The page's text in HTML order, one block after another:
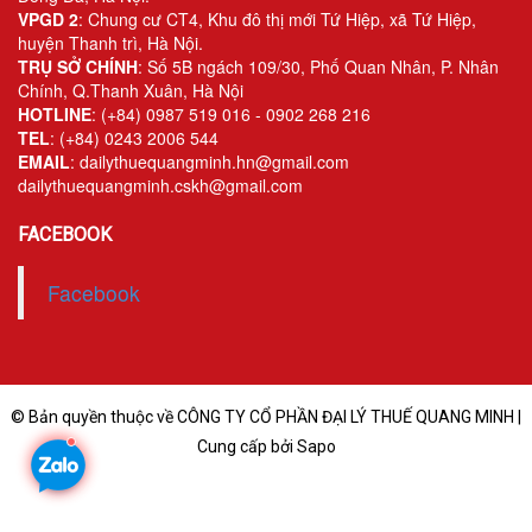
Kiểm soát rủi ro về thuế
Quyết toán thuế
Lập hồ sơ ban đầu
Tư vấn thuế
Giám sát kế toán
Soát xét hồ sơ
VPGD 2: Chung cư CT4, Khu đô thị mới Tứ Hiệp, xã Tứ Hiệp,
huyện Thanh trì, Hà Nội.
TRỤ SỞ CHÍNH: Số 5B ngách 109/30, Phố Quan Nhân, P. Nhân
Chính, Q.Thanh Xuân, Hà Nội
HOTLINE: (+84) 0987 519 016 - 0902 268 216
TEL: (+84) 0243 2006 544
EMAIL: dailythuequangminh.hn@gmail.com
dailythuequangminh.cskh@gmail.com
FACEBOOK
Facebook
© Bản quyền thuộc về CÔNG TY CỔ PHẦN ĐẠI LÝ THUẾ QUANG MINH |
Cung cấp bởi Sapo